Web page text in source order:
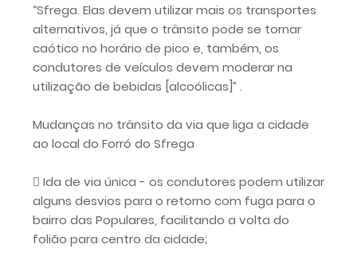
“Sfrega. Elas devem utilizar mais os transportes
alternativos, já que o trânsito pode se tornar
caótico no horário de pico e, também, os
condutores de veículos devem moderar na
utilização de bebidas [alcoólicas]” .
Mudanças no trânsito da via que liga a cidade
ao local do Forró do Sfrega
 Ida de via única - os condutores podem utilizar
alguns desvios para o retorno com fuga para o
bairro das Populares, facilitando a volta do
folião para centro da cidade;